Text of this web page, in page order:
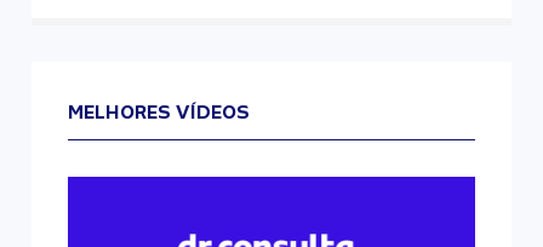
MELHORES VÍDEOS